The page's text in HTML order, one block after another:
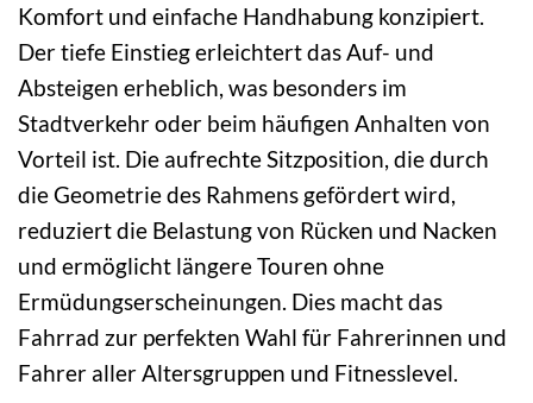
Komfort und einfache Handhabung konzipiert.
Der tiefe Einstieg erleichtert das Auf- und
Absteigen erheblich, was besonders im
Stadtverkehr oder beim häufigen Anhalten von
Vorteil ist. Die aufrechte Sitzposition, die durch
die Geometrie des Rahmens gefördert wird,
reduziert die Belastung von Rücken und Nacken
und ermöglicht längere Touren ohne
Ermüdungserscheinungen. Dies macht das
Fahrrad zur perfekten Wahl für Fahrerinnen und
Fahrer aller Altersgruppen und Fitnesslevel.